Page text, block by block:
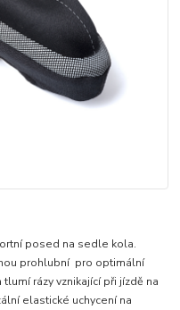
posed na sedle kola.
prohlubní pro optimální
rázy vznikající při jízdě na
elastické uchycení na